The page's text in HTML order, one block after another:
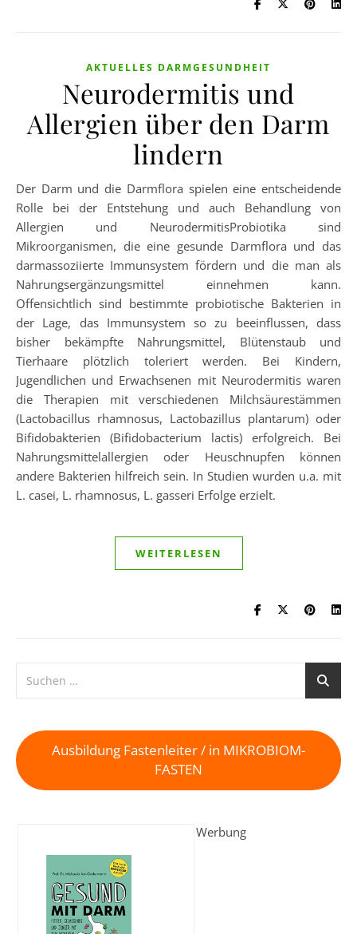
AKTUELLES DARMGESUNDHEIT
Neurodermitis und
Allergien über den Darm
lindern
Der Darm und die Darmflora spielen eine entscheidende
Rolle bei der Entstehung und auch Behandlung von
Allergien und NeurodermitisProbiotika sind
Mikroorganismen, die eine gesunde Darmflora und das
darmassoziierte Immunsystem fördern und die man als
Nahrungsergänzungsmittel einnehmen kann.
Offensichtlich sind bestimmte probiotische Bakterien in
der Lage, das Immunsystem so zu beeinflussen, dass
bisher bekämpfte Nahrungsmittel, Blütenstaub und
Tierhaare plötzlich toleriert werden. Bei Kindern,
Jugendlichen und Erwachsenen mit Neurodermitis waren
die Therapien mit verschiedenen Milchsäurestämmen
(Lactobacillus rhamnosus, Lactobazillus plantarum) oder
Bifidobakterien (Bifidobacterium lactis) erfolgreich. Bei
Nahrungsmittelallergien oder Heuschnupfen können
andere Bakterien hilfreich sein. In Studien wurden u.a. mit
L. casei, L. rhamnosus, L. gasseri Erfolge erzielt.
WEITERLESEN
Ausbildung Fastenleiter / in MIKROBIOM-
FASTEN
Werbung